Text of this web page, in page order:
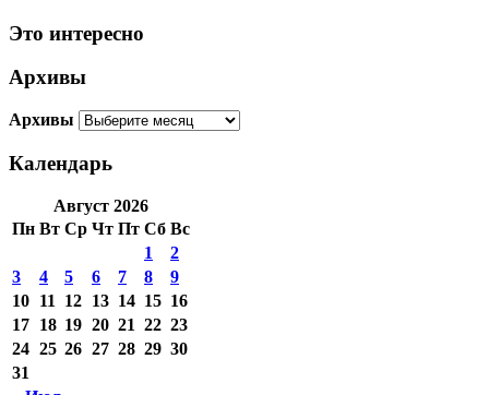
Это интересно
Архивы
Архивы
Календарь
Август 2026
Пн Вт Ср Чт Пт Сб Вс
1
2
3
4 5 6 7 8
9
10 11 12 13 14 15 16
17 18 19 20 21 22 23
24 25 26 27 28 29 30
31